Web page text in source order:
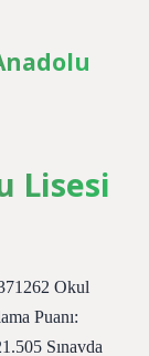
Lisesi
Okul
Puanı:
Sınavda